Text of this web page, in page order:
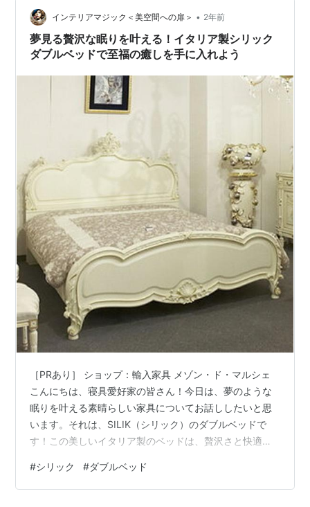
インテリアマジック＜美空間への扉＞ • 2年前
夢見る贅沢な眠りを叶える！イタリア製シリック
ダブルベッドで至福の癒しを手に入れよう
［PRあり］ ショップ：輸入家具 メゾン・ド・マルシェ
こんにちは、寝具愛好家の皆さん！今日は、夢のような
眠りを叶える素晴らしい家具についてお話ししたいと思
います。それは、SILIK（シリック）のダブルベッドで
す！この美しいイタリア製のベッドは、贅沢さと快適さ
囲気をもたらします。 幅182cmの広々としたサイズで、
あなたとパートナーがリラックスして眠るのに最適で
#シリック #ダブルベッド